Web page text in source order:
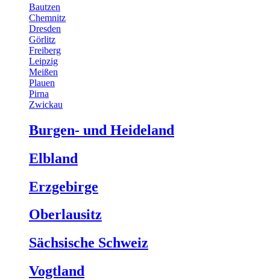
Bautzen
Chemnitz
Dresden
Görlitz
Freiberg
Leipzig
Meißen
Plauen
Pirna
Zwickau
Burgen- und Heideland
Elbland
Erzgebirge
Oberlausitz
Sächsische Schweiz
Vogtland